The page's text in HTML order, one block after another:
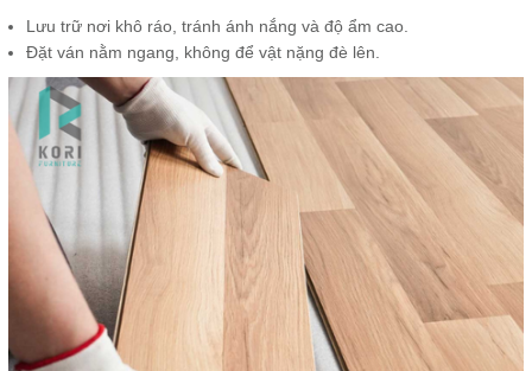
Lưu trữ nơi khô ráo, tránh ánh nắng và độ ẩm cao.
Đặt ván nằm ngang, không để vật nặng đè lên.